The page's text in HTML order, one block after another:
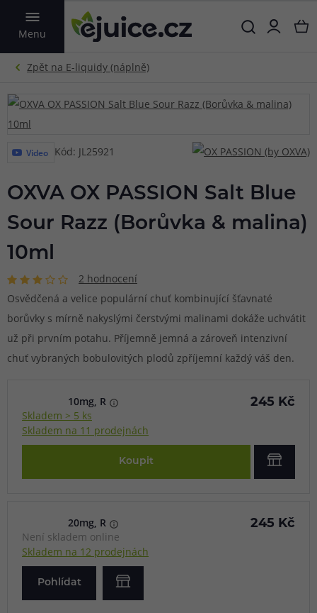
Menu
VYHLEDAT
Video Kód: JL25921
OXVA OX PASSION Salt Blue
Sour Razz (Borůvka & malina)
10ml
2 hodnocení
Osvědčená a velice populární chuť kombinující šťavnaté
borůvky s mírně nakyslými čerstvými malinami dokáže uchvátit
už při prvním potahu. Příjemně jemná a zároveň intenzivní
chuť vybraných bobulovitých plodů zpříjemní každý váš den.
10mg, R
Skladem > 5 ks
Skladem na 11 prodejnách
245 Kč
Koupit
20mg, R
Není skladem online
Skladem na 12 prodejnách
245 Kč
Pohlídat